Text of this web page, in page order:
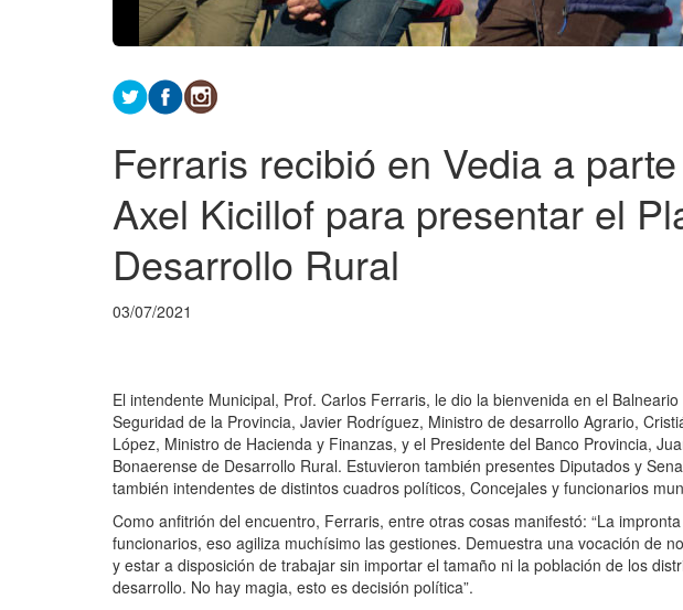
Ferraris recibió en Vedia a
Axel Kicillof para presentar el
Desarrollo Rural
03/07/2021
El intendente Municipal, Prof. Carlos Ferraris, le dio la bienvenida en el
Seguridad de la Provincia, Javier Rodríguez, Ministro de desarrollo Agrario,
López, Ministro de Hacienda y Finanzas, y el Presidente del Banco Provincia,
Bonaerense de Desarrollo Rural. Estuvieron también presentes Diputados y
también intendentes de distintos cuadros políticos, Concejales y funcionarios
Como anfitrión del encuentro, Ferraris, entre otras cosas manifestó: “La
funcionarios, eso agiliza muchísimo las gestiones. Demuestra una vocación de
y estar a disposición de trabajar sin importar el tamaño ni la población de los
desarrollo. No hay magia, esto es decisión política”.